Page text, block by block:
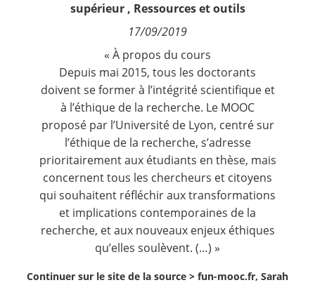
supérieur, Ressources et outils
17/09/2019
« À propos du cours
Depuis mai 2015, tous les doctorants
doivent se former à l’intégrité scientifique et
à l’éthique de la recherche. Le MOOC
proposé par l’Université de Lyon, centré sur
l’éthique de la recherche, s’adresse
prioritairement aux étudiants en thèse, mais
concernent tous les chercheurs et citoyens
qui souhaitent réfléchir aux transformations
et implications contemporaines de la
recherche, et aux nouveaux enjeux éthiques
qu’elles soulèvent. (…) »
Continuer sur le site de la source > fun-mooc.fr, Sarah